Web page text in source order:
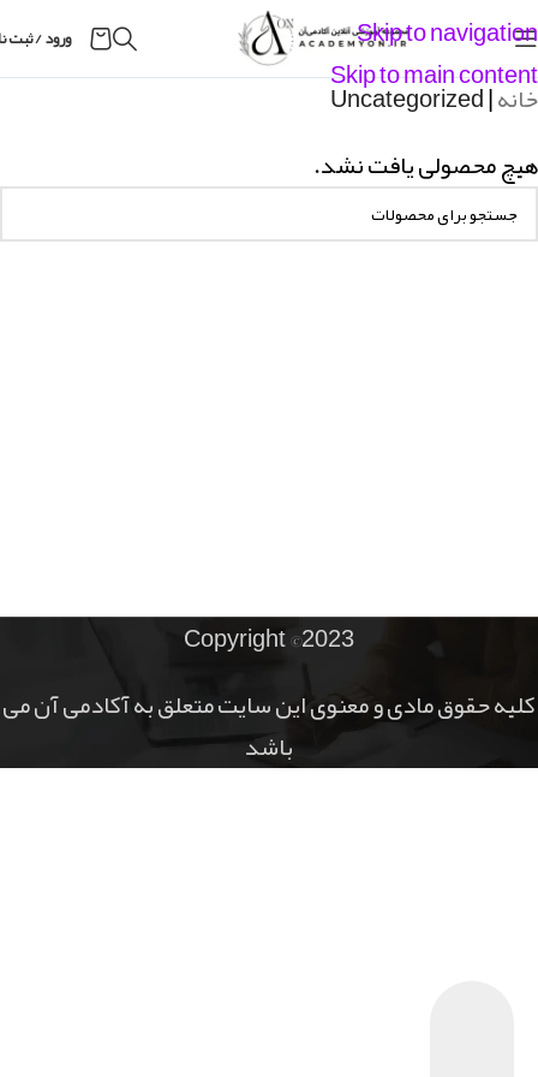
Skip to navigation
Skip to main content
ورود / ثبت
خانه|
Uncategorized
هیچ محصولی یافت نشد.
Copyright ©2023
کلیه حقوق مادی و معنوی این سایت متعلق به آکادمی آن می
باشد